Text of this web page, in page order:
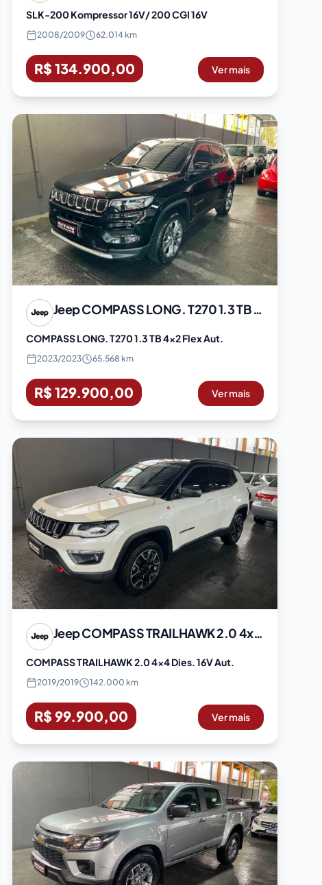
SLK-200 Kompressor 16V/ 200 CGI 16V
2008/2009 62.014 km
R$ 134.900,00 Ver mais
JeepCOMPASS LONG. T270 1.3 TB 4x2 Flex Aut.
COMPASS LONG. T270 1.3 TB 4x2 Flex Aut.
2023/2023 65.568 km
R$ 129.900,00 Ver mais
JeepCOMPASS TRAILHAWK 2.0 4x4 Dies. 16V Aut.
COMPASS TRAILHAWK 2.0 4x4 Dies. 16V Aut.
2019/2019 142.000 km
R$ 99.900,00 Ver mais